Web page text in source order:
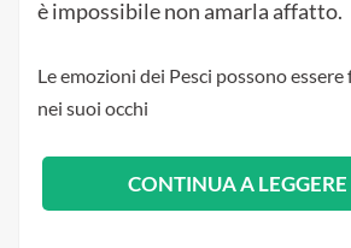
è impossibile non amarla affatto.
Le emozioni dei Pesci possono
nei suoi occhi
CONTINUA A LEGGERE